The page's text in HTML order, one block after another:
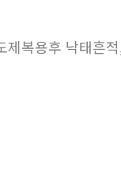
제복용후 낙태흔